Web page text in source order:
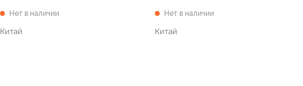
Нет в наличии
Китай
Нет в наличии
Китай